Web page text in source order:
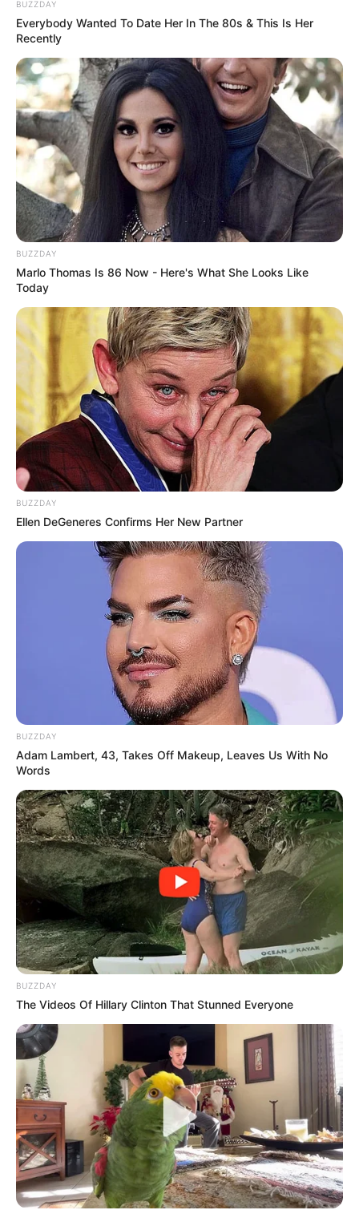
BUZZDAY
Everybody Wanted To Date Her In The 80s & This Is Her
Recently
BUZZDAY
Marlo Thomas Is 86 Now - Here's What She Looks Like
Today
BUZZDAY
Ellen DeGeneres Confirms Her New Partner
BUZZDAY
Adam Lambert, 43, Takes Off Makeup, Leaves Us With No
Words
BUZZDAY
The Videos Of Hillary Clinton That Stunned Everyone